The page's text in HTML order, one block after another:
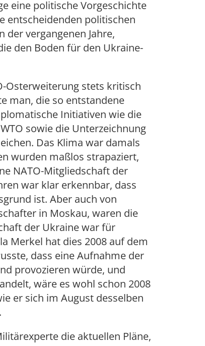
eine politische Vorgeschichte
entscheidenden politischen
der vergangenen Jahre,
den Boden für den Ukraine-
Osterweiterung stets kritisch
man, die so entstandene
Initiativen wie die
sowie die Unterzeichnung
Das Klima war damals
wurden maßlos strapaziert,
NATO-Mitgliedschaft der
war klar erkennbar, dass
ist. Aber auch von
in Moskau, waren die
der Ukraine war für
Merkel hat dies 2008 auf dem
dass eine Aufnahme der
provozieren würde, und
wäre es wohl schon 2008
er sich im August desselben
die aktuellen Pläne,